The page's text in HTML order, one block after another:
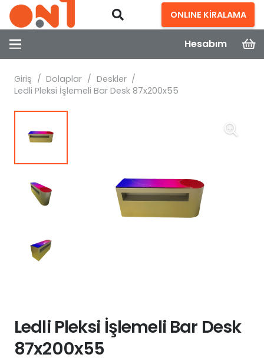
ONLINE KİRALAMA
Hesabım
Giriş / Dolaplar / Deskler /
Ledli Pleksi İşlemeli Bar Desk 87x200x55
Ledli Pleksi İşlemeli Bar Desk
87x200x55